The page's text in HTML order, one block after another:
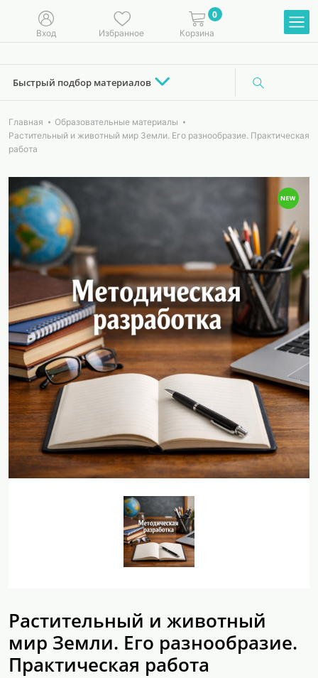
Вход Избранное
0
Корзина
Быстрый подбор материалов
Главная
Образовательные материалы
Растительный и животный мир Земли. Его разнообразие. Практическая
работа
Растительный и животный
мир Земли. Его разнообразие.
Практическая работа